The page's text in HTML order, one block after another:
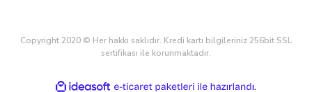
Copyright 2020 © Her hakkı saklıdır. Kredi kartı bilgileriniz 256bit SSL
sertifikası ile korunmaktadır.
ideasoft e-